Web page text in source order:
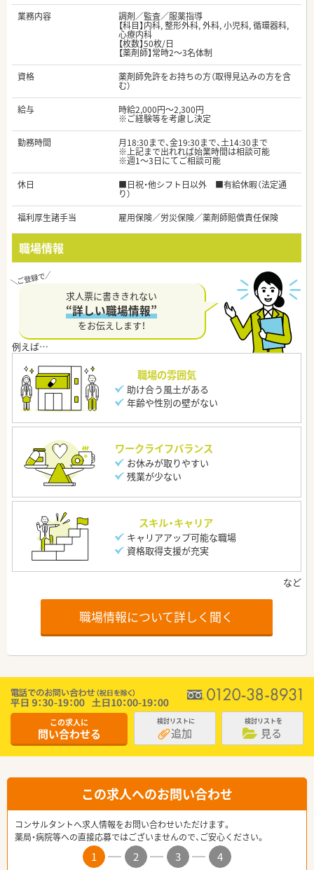
業務内容
調剤／監査／服薬指導
【科目】内科, 整形外科, 外科, 小児科, 循環器科,
心療内科
【枚数】50枚/日
【薬剤師】常時2～3名体制
資格
薬剤師免許をお持ちの方（取得見込みの方を含
む）
給与
時給2,000円～2,300円
※ご経験等を考慮し決定
勤務時間
月18:30まで、金19:30まで、土14:30まで
※上記まで出れれば始業時間は相談可能
※週1～3日にてご相談可能
休日
■日祝・他シフト日以外 ■有給休暇（法定通
り）
福利厚生諸手当
雇用保険／労災保険／薬剤師賠償責任保険
職場情報
求人票に書ききれない
“詳しい職場情報”
をお伝えします！
職場の雰囲気
助け合う風土がある
年齢や性別の壁がない
ワークライフバランス
お休みが取りやすい
残業が少ない
スキル・キャリア
キャリアアップ可能な職場
資格取得支援が充実
職場情報について詳しく聞く
この求人に
問い合わせる
検討リストに
追加
検討リストを
見る
この求人へのお問い合わせ
コンサルタントへ求人情報をお問い合わせいただけます。
薬局・病院等への直接応募ではございませんので、ご安心ください。
1 2 3 4